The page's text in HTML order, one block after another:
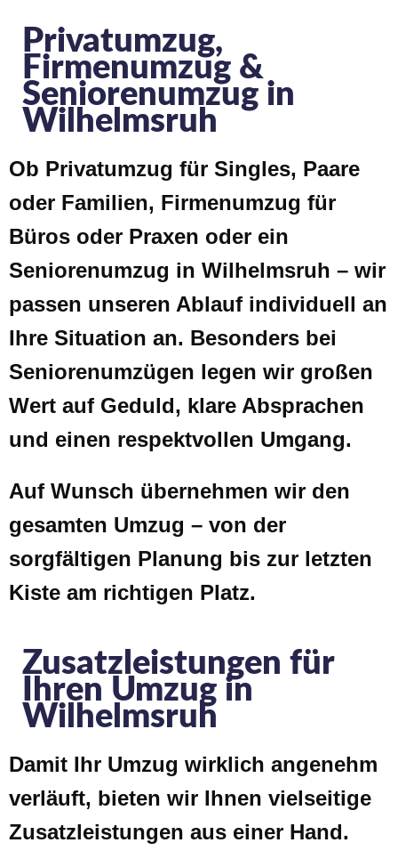
Privatumzug,
Firmenumzug &
Seniorenumzug in
Wilhelmsruh
Ob Privatumzug für Singles, Paare
oder Familien, Firmenumzug für
Büros oder Praxen oder ein
Seniorenumzug in Wilhelmsruh – wir
passen unseren Ablauf individuell an
Ihre Situation an. Besonders bei
Seniorenumzügen legen wir großen
Wert auf Geduld, klare Absprachen
und einen respektvollen Umgang.
Auf Wunsch übernehmen wir den
gesamten Umzug – von der
sorgfältigen Planung bis zur letzten
Kiste am richtigen Platz.
Zusatzleistungen für
Ihren Umzug in
Wilhelmsruh
Damit Ihr Umzug wirklich angenehm
verläuft, bieten wir Ihnen vielseitige
Zusatzleistungen aus einer Hand.